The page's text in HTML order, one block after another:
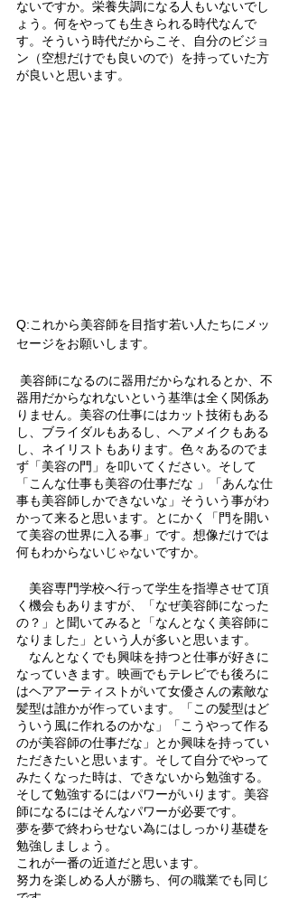
ないですか。栄養失調になる人もいないでし
ょう。何をやっても生きられる時代なんで
す。そういう時代だからこそ、自分のビジョ
ン（空想だけでも良いので）を持っていた方
が良いと思います。
Q:これから美容師を目指す若い人たちにメッ
セージをお願いします。
器用だからなれないという基準は全く関係あ
りません。美容の仕事にはカット技術もある
し、ブライダルもあるし、ヘアメイクもある
し、ネイリストもあります。色々あるのでま
ず「美容の門」を叩いてください。そして
「こんな仕事も美容の仕事だな 」「あんな仕
事も美容師しかできないな」そういう事がわ
かって来ると思います。とにかく「門を開い
て美容の世界に入る事」です。想像だけでは
何もわからないじゃないですか。
美容専門学校へ行って学生を指導させて頂
く機会もありますが、「なぜ美容師になった
の？」と聞いてみると「なんとなく美容師に
なりました」という人が多いと思います。
なんとなくでも興味を持つと仕事が好きに
なっていきます。映画でもテレビでも後ろに
はヘアアーティストがいて女優さんの素敵な
髪型は誰かが作っています。「この髪型はど
ういう風に作れるのかな」「こうやって作る
のが美容師の仕事だな」とか興味を持ってい
ただきたいと思います。そして自分でやって
みたくなった時は、できないから勉強する。
そして勉強するにはパワーがいります。美容
師になるにはそんなパワーが必要です。
夢を夢で終わらせない為にはしっかり基礎を
勉強しましょう。
これが一番の近道だと思います。
努力を楽しめる人が勝ち、何の職業でも同じ